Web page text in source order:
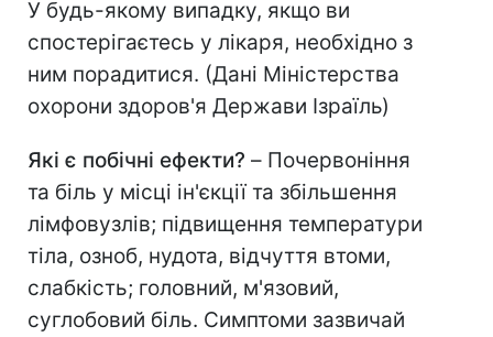
У будь-якому випадку, якщо ви
спостерігаєтесь у лікаря, необхідно з
ним порадитися. (Дані Міністерства
охорони здоров'я Держави Ізраїль)
Які є побічні ефекти? – Почервоніння
та біль у місці ін'єкції та збільшення
лімфовузлів; підвищення температури
тіла, озноб, нудота, відчуття втоми,
слабкість; головний, м'язовий,
суглобовий біль. Симптоми зазвичай